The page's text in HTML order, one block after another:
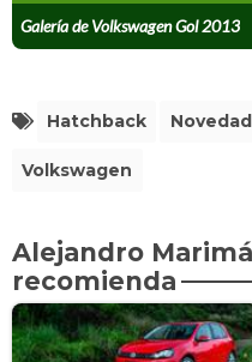
Galería de Volkswagen Gol 2013
Hatchback
Volkswagen
Alejandro
recomienda